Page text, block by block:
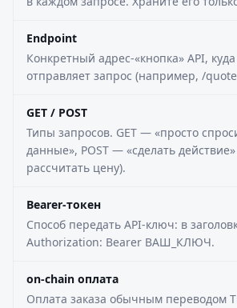
Endpoint
Конкретный адрес-«кнопка» API,
отправляет запрос (например, /
GET / POST
Типы запросов. GET — «просто
данные», POST — «сделать действие»
рассчитать цену).
Bearer-токен
Способ передать API-ключ: в
Authorization: Bearer ВАШ_КЛЮЧ.
on-chain оплата
Оплата заказа обычным переводом